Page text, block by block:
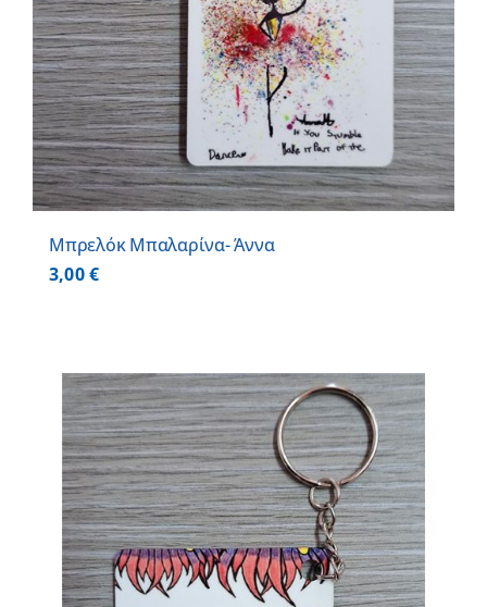
Μπρελόκ Μπαλαρίνα- Άννα
3,00€